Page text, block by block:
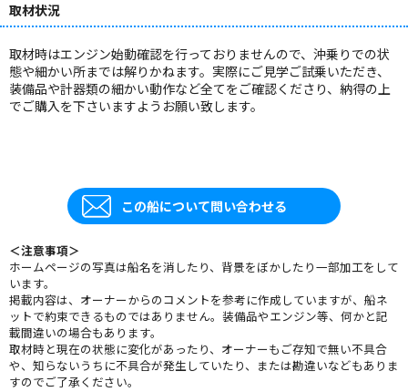
取材状況
取材時はエンジン始動確認を行っておりませんので、沖乗りでの状
態や細かい所までは解りかねます。実際にご見学ご試乗いただき、
装備品や計器類の細かい動作など全てをご確認くださり、納得の上
でご購入を下さいますようお願い致します。
この船について問い合わせる
＜注意事項＞
ホームページの写真は船名を消したり、背景をぼかしたり一部加工をして
います。
掲載内容は、オーナーからのコメントを参考に作成していますが、船ネ
ットで約束できるものではありません。装備品やエンジン等、何かと記
載間違いの場合もあります。
取材時と現在の状態に変化があったり、オーナーもご存知で無い不具合
や、知らないうちに不具合が発生していたり、または勘違いなどもありま
すのでご了承ください。